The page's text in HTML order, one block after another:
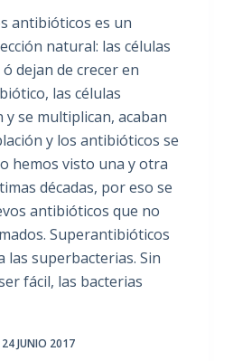
antibióticos es un
natural: las células
dejan de crecer en
las células
y se multiplican, acaban
y los antibióticos se
hemos visto una y otra
décadas, por eso se
antibióticos que no
Superantibióticos
las superbacterias. Sin
fácil, las bacterias
24 JUNIO 2017